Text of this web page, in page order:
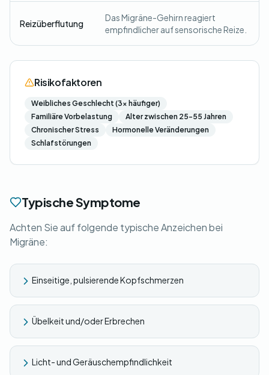
Reizüberflutung
Das Migräne-Gehirn reagiert
empfindlicher auf sensorische Reize.
Risikofaktoren
Weibliches Geschlecht (3x häufiger)
Familiäre Vorbelastung
Alter zwischen 25-55 Jahren
Chronischer Stress
Hormonelle Veränderungen
Schlafstörungen
Typische Symptome
Achten Sie auf folgende typische Anzeichen bei
Migräne:
Einseitige, pulsierende Kopfschmerzen
Übelkeit und/oder Erbrechen
Licht- und Geräuschempfindlichkeit